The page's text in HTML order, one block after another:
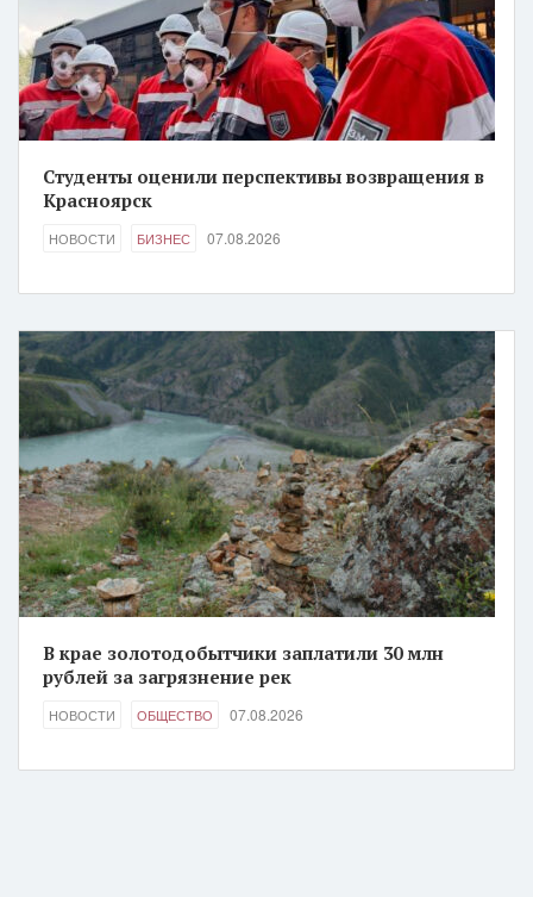
Студенты оценили перспективы возвращения в
Красноярск
НОВОСТИ БИЗНЕС 07.08.2026
В крае золотодобытчики заплатили 30 млн
рублей за загрязнение рек
НОВОСТИ ОБЩЕСТВО 07.08.2026